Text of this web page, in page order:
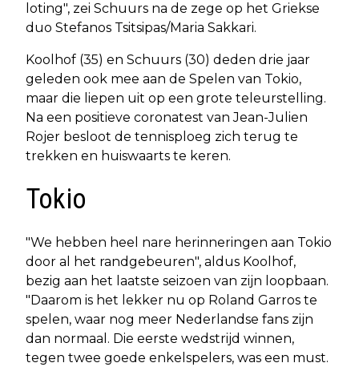
loting", zei Schuurs na de zege op het Griekse
duo Stefanos Tsitsipas/Maria Sakkari.
Koolhof (35) en Schuurs (30) deden drie jaar
geleden ook mee aan de Spelen van Tokio,
maar die liepen uit op een grote teleurstelling.
Na een positieve coronatest van Jean-Julien
Rojer besloot de tennisploeg zich terug te
trekken en huiswaarts te keren.
Tokio
"We hebben heel nare herinneringen aan Tokio
door al het randgebeuren", aldus Koolhof,
bezig aan het laatste seizoen van zijn loopbaan.
"Daarom is het lekker nu op Roland Garros te
spelen, waar nog meer Nederlandse fans zijn
dan normaal. Die eerste wedstrijd winnen,
tegen twee goede enkelspelers, was een must.